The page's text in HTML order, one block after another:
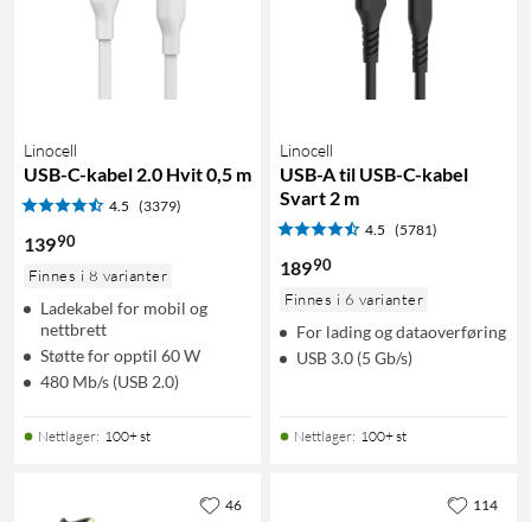
Linocell
USB-C-kabel 2.0 Hvit 0,5 m
4.5 (3379)
13990
Finnes i 8 varianter
Ladekabel for mobil og
nettbrett
Støtte for opptil 60 W
480 Mb/s (USB 2.0)
Nettlager: 100+ st
Linocell
USB-A til USB-C-kabel
Svart 2 m
4.5 (5781)
18990
Finnes i 6 varianter
For lading og dataoverføring
USB 3.0 (5 Gb/s)
Nettlager: 100+ st
46 114